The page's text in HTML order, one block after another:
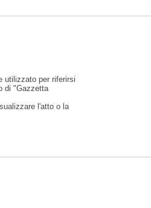
utilizzato per riferirsi
di "Gazzetta
l'atto o la